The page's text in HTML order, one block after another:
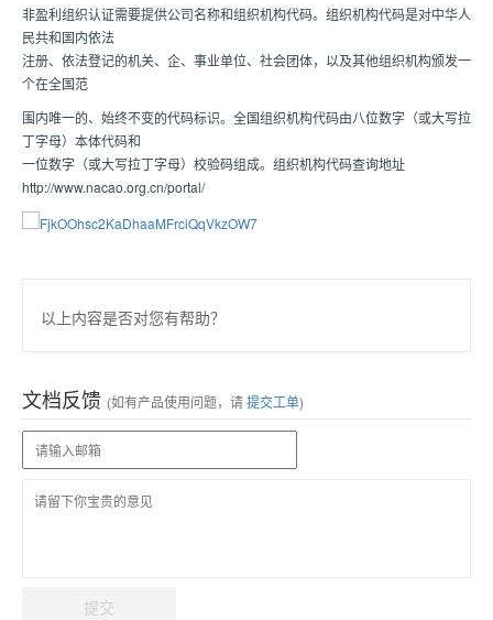
非盈利组织认证需要提供公司名称和组织机构代码。组织机构代码是对中华人
民共和国内依法
注册、依法登记的机关、企、事业单位、社会团体，以及其他组织机构颁发一
个在全国范
围内唯一的、始终不变的代码标识。全国组织机构代码由八位数字（或大写拉
丁字母）本体代码和
一位数字（或大写拉丁字母）校验码组成。组织机构代码查询地址
http://www.nacao.org.cn/portal/
以上内容是否对您有帮助？
文档反馈 (如有产品使用问题，请提交工单)
提交